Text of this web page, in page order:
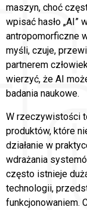
maszyn, choć
wpisać hasło „AI”
antropomorficzne
myśli, czuje,
partnerem
wierzyć, że AI
badania naukowe.
W rzeczywistości
produktów, które
działanie w
wdrażania
często istnieje
technologii,
funkcjonowaniem.